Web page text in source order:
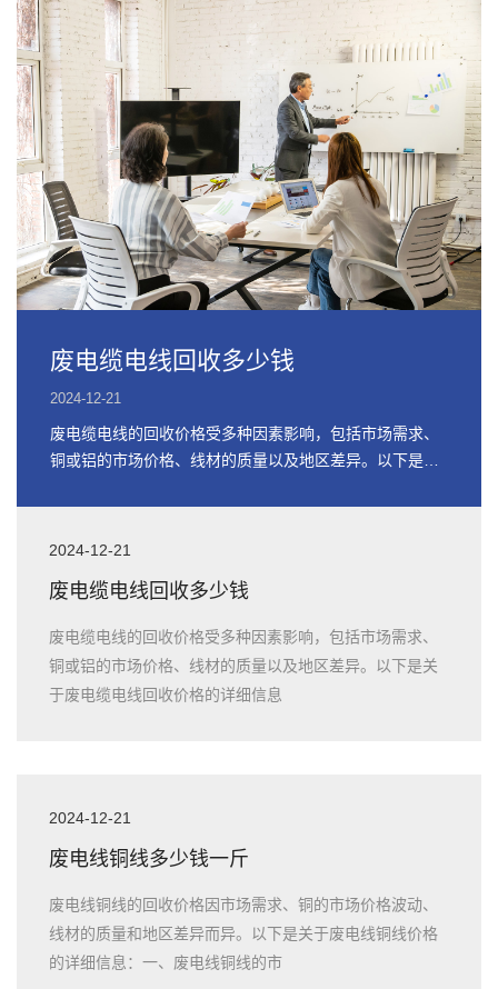
废电缆电线回收多少钱
2024-12-21
废电缆电线的回收价格受多种因素影响，包括市场需求、
铜或铝的市场价格、线材的质量以及地区差异。以下是关
2024-12-21
废电缆电线回收多少钱
废电缆电线的回收价格受多种因素影响，包括市场需求、
铜或铝的市场价格、线材的质量以及地区差异。以下是关
于废电缆电线回收价格的详细信息
2024-12-21
废电线铜线多少钱一斤
废电线铜线的回收价格因市场需求、铜的市场价格波动、
线材的质量和地区差异而异。以下是关于废电线铜线价格
的详细信息：一、废电线铜线的市